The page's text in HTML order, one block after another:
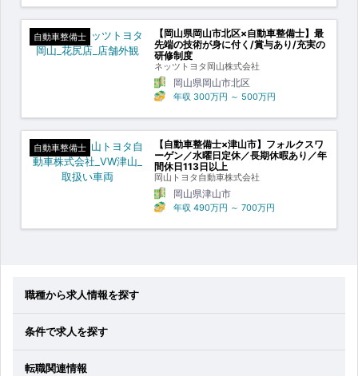
自動車整備士
【岡山県岡山市北区×自動車整備士】最
先端の技術が身に付く/賞与あり/充実の
研修制度
ネッツトヨタ岡山株式会社
岡山県岡山市北区
年収 300万円 ～ 500万円
自動車整備士
【自動車整備士×津山市】フォルクスワ
ーゲン／水曜日定休／長期休暇あり／年
間休日113日以上
岡山トヨタ自動車株式会社
岡山県津山市
年収 490万円 ～ 700万円
職種から求人情報を探す
条件で求人を探す
転職関連情報